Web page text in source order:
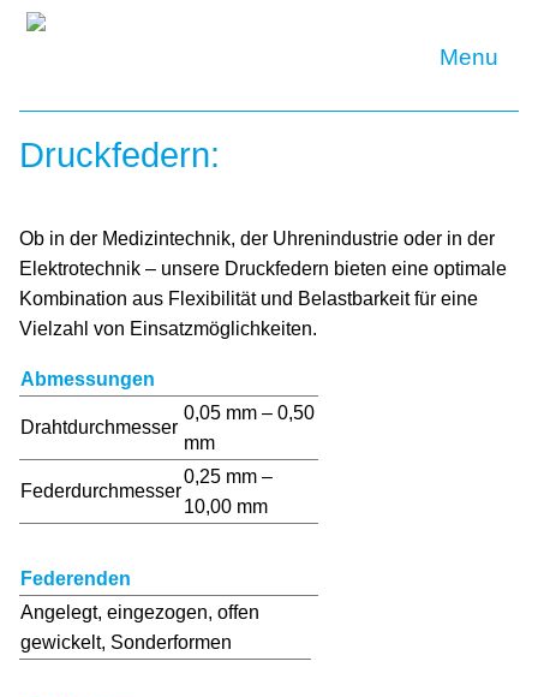
Historie
Philosophie
Standort
Team/Ansprechpartner
Produkte
Leistungen
Oberflächenbehandlung
Spezialbearbeitung
Verpackung
Reinigung
Sonstige Leistungen
Karriere
Downloads
Suche AGB Datenschutz
EN
Druckfedern:
Ob in der Medizintechnik, der Uhrenindustrie oder in der
Elektrotechnik – unsere Druckfedern bieten eine optimale
Kombination aus Flexibilität und Belastbarkeit für eine
Vielzahl von Einsatzmöglichkeiten.
Abmessungen
Drahtdurchmesser
0,05 mm – 0,50
mm
Federdurchmesser
0,25 mm –
10,00 mm
Federenden
Angelegt, eingezogen, offen
gewickelt, Sonderformen